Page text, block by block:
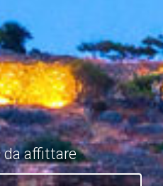
da affittare